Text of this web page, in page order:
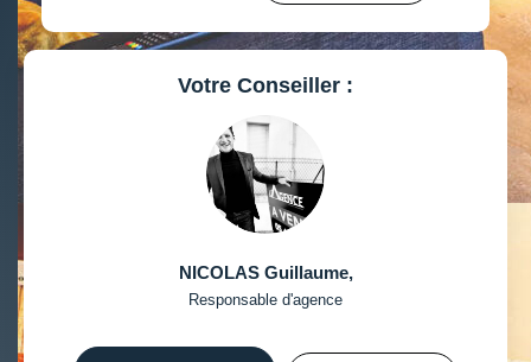
Votre Conseiller :
NICOLAS Guillaume,
Responsable d'agence